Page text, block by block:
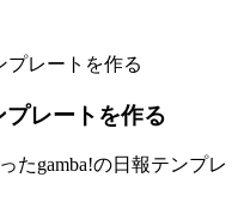
プレートを作る
プレートを作る
たgamba!の日報テンプレ